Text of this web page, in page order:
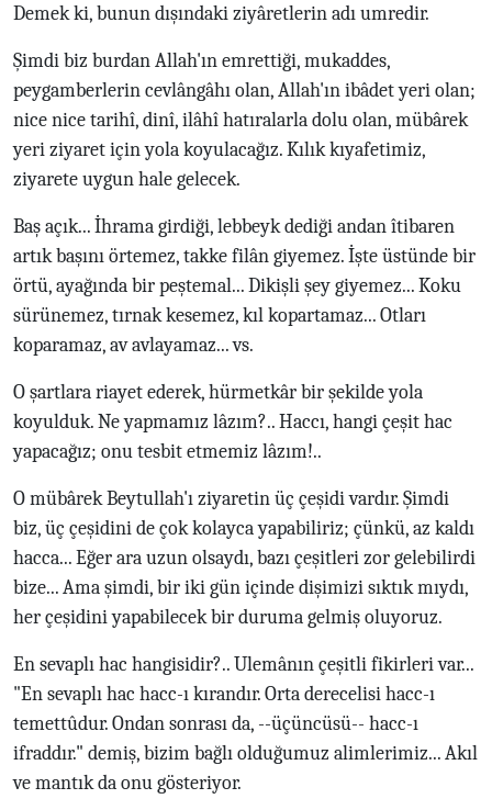
Demek ki, bunun dışındaki ziyâretlerin adı umredir.
Şimdi biz burdan Allah'ın emrettiği, mukaddes,
peygamberlerin cevlângâhı olan, Allah'ın ibâdet yeri olan;
nice nice tarihî, dinî, ilâhî hatıralarla dolu olan, mübârek
yeri ziyaret için yola koyulacağız. Kılık kıyafetimiz,
ziyarete uygun hale gelecek.
Baş açık... İhrama girdiği, lebbeyk dediği andan îtibaren
artık başını örtemez, takke filân giyemez. İşte üstünde bir
örtü, ayağında bir peştemal... Dikişli şey giyemez... Koku
sürünemez, tırnak kesemez, kıl kopartamaz... Otları
koparamaz, av avlayamaz... vs.
O şartlara riayet ederek, hürmetkâr bir şekilde yola
koyulduk. Ne yapmamız lâzım?.. Haccı, hangi çeşit hac
yapacağız; onu tesbit etmemiz lâzım!..
O mübârek Beytullah'ı ziyaretin üç çeşidi vardır. Şimdi
biz, üç çeşidini de çok kolayca yapabiliriz; çünkü, az kaldı
hacca... Eğer ara uzun olsaydı, bazı çeşitleri zor gelebilirdi
bize... Ama şimdi, bir iki gün içinde dişimizi sıktık mıydı,
her çeşidini yapabilecek bir duruma gelmiş oluyoruz.
En sevaplı hac hangisidir?.. Ulemânın çeşitli fikirleri var...
"En sevaplı hac hacc-ı kırandır. Orta derecelisi hacc-ı
temettûdur. Ondan sonrası da, --üçüncüsü-- hacc-ı
ifraddır." demiş, bizim bağlı olduğumuz alimlerimiz... Akıl
ve mantık da onu gösteriyor.